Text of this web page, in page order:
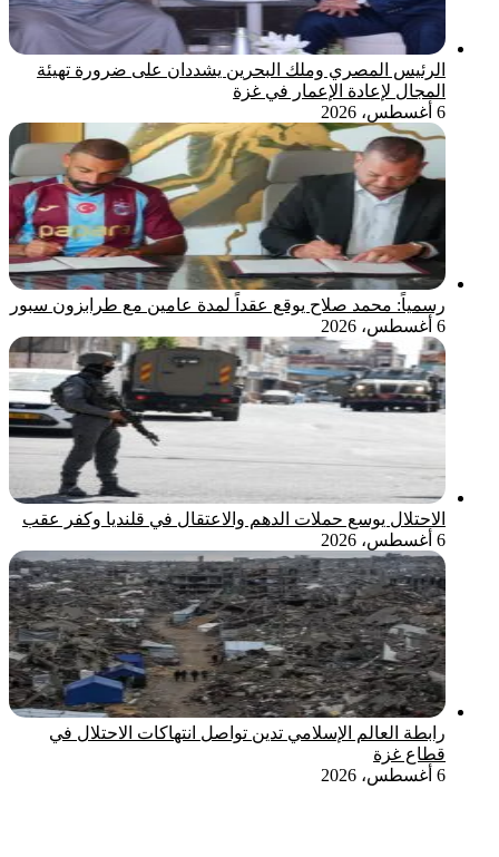
الرئيس المصري وملك البحرين يشددان على ضرورة تهيئة
المجال لإعادة الإعمار في غزة
6 أغسطس، 2026
رسمياً: محمد صلاح يوقع عقداً لمدة عامين مع طرابزون سبور
6 أغسطس، 2026
الاحتلال يوسع حملات الدهم والاعتقال في قلنديا وكفر عقب
6 أغسطس، 2026
رابطة العالم الإسلامي تدين تواصل انتهاكات الاحتلال في
قطاع غزة
6 أغسطس، 2026